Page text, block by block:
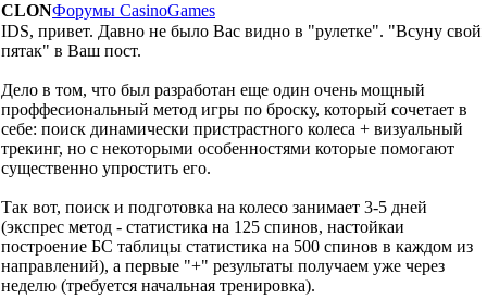
CLONФорумы CasinoGames
IDS, привет. Давно не было Вас видно в "рулетке". "Всуну свой
пятак" в Ваш пост.
Дело в том, что был разработан еще один очень мощный
проффесиональный метод игры по броску, который сочетает в
себе: поиск динамически пристрастного колеса + визуальный
трекинг, но с некоторыми особенностями которые помогают
существенно упростить его.
Так вот, поиск и подготовка на колесо занимает 3-5 дней
(экспрес метод - статистика на 125 спинов, настойкаи
построение БС таблицы статистика на 500 спинов в каждом из
направлений), а первые "+" результаты получаем уже через
неделю (требуется начальная тренировка).